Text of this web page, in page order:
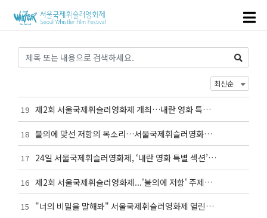
19 제2회 서울국제휘슬러영화제 개최…내란 영화 특별
섹션 상영(한겨레 김은형 기자/2025.10.17)
18 불의에 맞선 저항의 목소리…서울국제휘슬러영화제
휘슬러영화제 24일 개막(서울신문 이은주 기자/2025.1
0.17)
17 24일 서울국제휘슬러영화제, ‘내란 영화 특별 섹션’
마련(미디어 오늘 김예리 기자/2025.10.16)
16 제2회 서울국제휘슬러영화제...'불의에 저항' 주제로
24일 개막(YTN 김선희 기자/2025.10.17)
15
"너의 비밀을 말해봐" 서울국제휘슬러영화제 열린다